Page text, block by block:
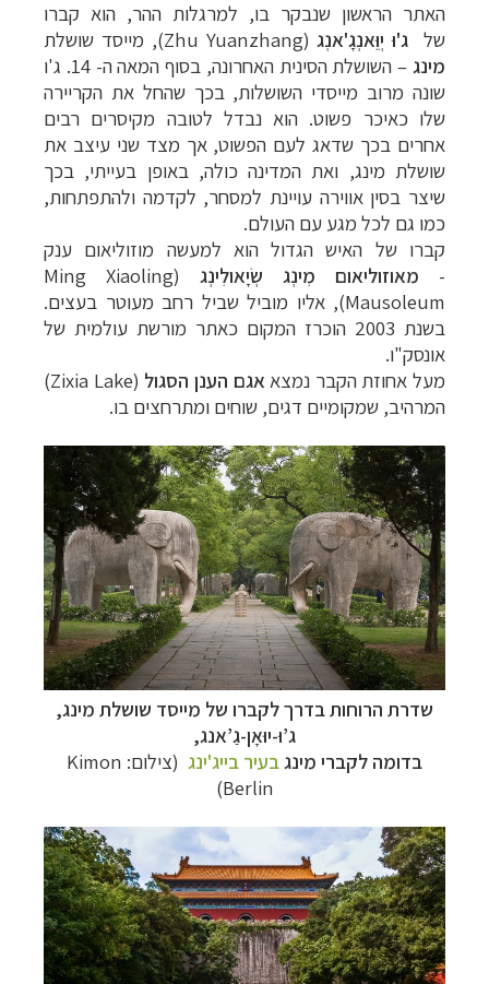
האתר הראשון שנבקר בו, למרגלות ההר, הוא קברו
של ג'וּ יְוֵּאנְגָ'אנְג (Zhu Yuanzhang)
, מייסד שושלת
מינג –
השושלת הסינית האחרונה, בסוף המאה ה- 14. ג'ו
שונה מרוב מייסדי השושלות, בכך שהחל את הקריירה
שלו כאיכר פשוט. הוא נבדל לטובה מקיסרים רבים
אחרים בכך שדאג לעם הפשוט, אך מצד שני עיצב את
שושלת מינג, ואת המדינה כולה, באופן בעייתי, בכך
שיצר בסין אווירה עויינת למסחר, לקדמה ולהתפתחות,
כמו גם לכל מגע עם העולם.
קברו של האיש הגדול הוא למעשה מוזוליאום ענק
- מאוזוליאום מִינְג שְׂיָאולִינְג (
Ming Xiaoling
Mausoleum‏
), אליו מוביל שביל רחב מעוטר בעצים.
בשנת 2003 הוכרז המקום כאתר מורשת עולמית של
אונסק"ו.
מעל אחוזת הקבר נמצא אגם הענן הסגול (
Zixia Lake
)
המרהיב, שמקומיים דגים, שוחים ומתרחצים בו.
שדרת הרוחות בדרך לקברו של מייסד שושלת מינג,
ג’וּ-יוּאָן-גַ’אנג,
בדומה לקברי מינגבעיר בייג'ינג
(צילום: Kimon
Berlin)